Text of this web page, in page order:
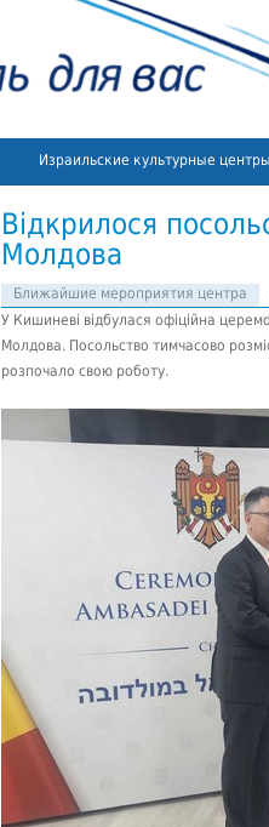
Израильские культурные центры
Відкрилося
Молдова
Ближайшие мероприятия центра
У Кишиневі відбулася офіційна
Молдова. Посольство тимчасово
розпочало свою роботу.